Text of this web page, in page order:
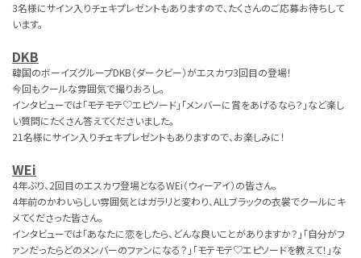
3名様にサイン入りチェキプレゼントもありますので、たくさんのご応募お待ちして
います。
DKB
韓国のボーイズグループDKB（ダークビー）がエスカワ3回目の登場！
今回もクールな雰囲気で撮りおろし。
インタビューでは「モテモテ♡エピソード」「メンバーに賞をあげるなら？」など楽し
い質問にたくさん答えてくださいました。
21名様にサイン入りチェキプレゼントもありますので、お楽しみに！
WEi
4年ぶり、2回目のエスカワ登場となるWEi（ウィーアイ）の皆さん。
4年前のかわいらしい雰囲気とはガラリと変わり、ALLブラックの衣裳でクールにキ
メてくださった皆さん。
インタビューでは「あなたに恋をしたら、どんな良いことがありますか？」「自分がフ
ァンだったらどのメンバーのファンになる？」「モテモテ♡エピソードを教えて！」な